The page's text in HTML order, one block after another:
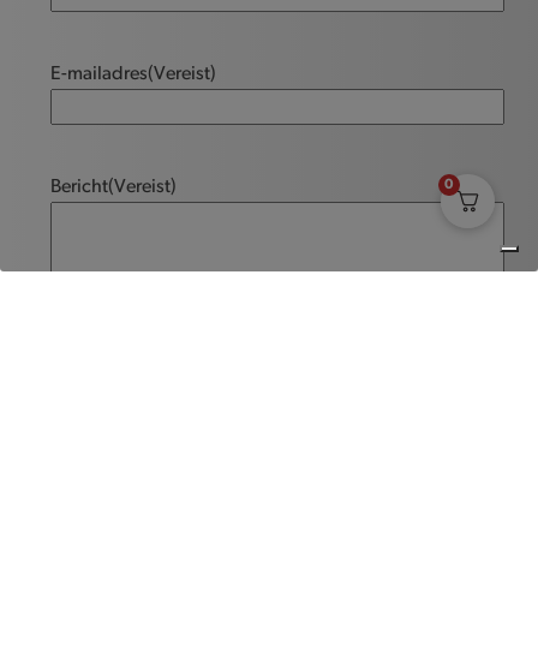
E-mailadres(Vereist)
Bericht(Vereist) 0